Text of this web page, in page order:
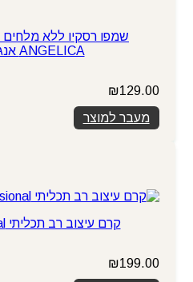
שמפו רסקיו ללא מלחים
ANGELICA אנג`ליקה 1000 מ"ל
₪129.00
מעבר למוצר
קרם עיצוב רב תכליתי Sebastian Professional
₪199.00